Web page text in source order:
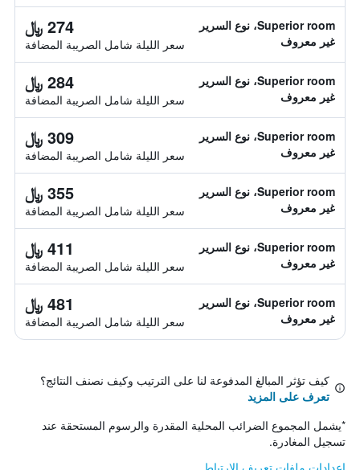
Superior room، نوع السرير
غير معروف
274 ﷼
سعر الليلة شامل الصريبة المضافة
Superior room، نوع السرير
غير معروف
284 ﷼
سعر الليلة شامل الصريبة المضافة
Superior room، نوع السرير
غير معروف
309 ﷼
سعر الليلة شامل الصريبة المضافة
Superior room، نوع السرير
غير معروف
355 ﷼
سعر الليلة شامل الصريبة المضافة
Superior room، نوع السرير
غير معروف
411 ﷼
سعر الليلة شامل الصريبة المضافة
Superior room، نوع السرير
غير معروف
481 ﷼
سعر الليلة شامل الصريبة المضافة
كيف تؤثر المبالغ المدفوعة لنا على الترتيب وكيف نصنف النتائج؟
تعرف على المزيد
*يشمل المجموع الضرائب المحلية المقدرة والرسوم المستحقة عند
تسجيل المغادرة.
إعدادات ملفات تعريف الارتباط